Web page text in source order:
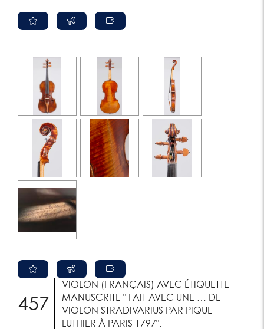
457
VIOLON (FRANÇAIS) AVEC ÉTIQUETTE
MANUSCRITE " FAIT AVEC UNE … DE
VIOLON STRADIVARIUS PAR PIQUE
LUTHIER À PARIS 1797".